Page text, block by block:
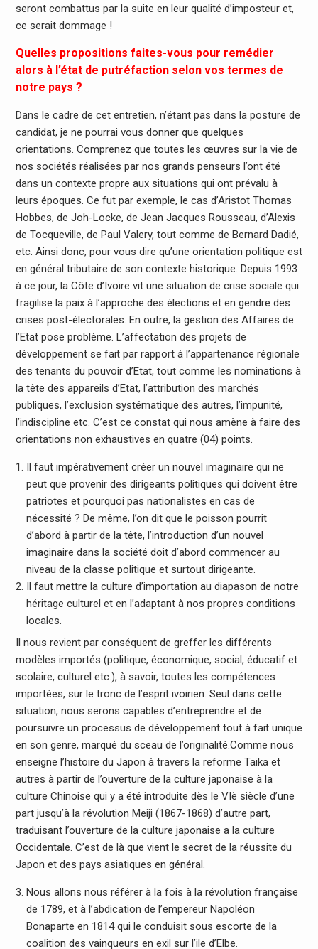
seront combattus par la suite en leur qualité d’imposteur et,
ce serait dommage !
Quelles propositions faites-vous pour remédier
alors à l’état de putréfaction selon vos termes de
notre pays ?
Dans le cadre de cet entretien, n’étant pas dans la posture de
candidat, je ne pourrai vous donner que quelques
orientations. Comprenez que toutes les œuvres sur la vie de
nos sociétés réalisées par nos grands penseurs l’ont été
dans un contexte propre aux situations qui ont prévalu à
leurs époques. Ce fut par exemple, le cas d’Aristot Thomas
Hobbes, de Joh-Locke, de Jean Jacques Rousseau, d’Alexis
de Tocqueville, de Paul Valery, tout comme de Bernard Dadié,
etc. Ainsi donc, pour vous dire qu’une orientation politique est
en général tributaire de son contexte historique. Depuis 1993
à ce jour, la Côte d’Ivoire vit une situation de crise sociale qui
fragilise la paix à l’approche des élections et en gendre des
crises post-électorales. En outre, la gestion des Affaires de
l’Etat pose problème. L’affectation des projets de
développement se fait par rapport à l’appartenance régionale
des tenants du pouvoir d’Etat, tout comme les nominations à
la tête des appareils d’Etat, l’attribution des marchés
publiques, l’exclusion systématique des autres, l’impunité,
l’indiscipline etc. C’est ce constat qui nous amène à faire des
orientations non exhaustives en quatre (04) points.
Il faut impérativement créer un nouvel imaginaire qui ne
peut que provenir des dirigeants politiques qui doivent être
patriotes et pourquoi pas nationalistes en cas de
nécessité ? De même, l’on dit que le poisson pourrit
d’abord à partir de la tête, l’introduction d’un nouvel
imaginaire dans la société doit d’abord commencer au
niveau de la classe politique et surtout dirigeante.
Il faut mettre la culture d’importation au diapason de notre
héritage culturel et en l’adaptant à nos propres conditions
locales.
Il nous revient par conséquent de greffer les différents
modèles importés (politique, économique, social, éducatif et
scolaire, culturel etc.), à savoir, toutes les compétences
importées, sur le tronc de l’esprit ivoirien. Seul dans cette
situation, nous serons capables d’entreprendre et de
poursuivre un processus de développement tout à fait unique
en son genre, marqué du sceau de l’originalité.Comme nous
enseigne l’histoire du Japon à travers la reforme Taika et
autres à partir de l’ouverture de la culture japonaise à la
culture Chinoise qui y a été introduite dès le VIè siècle d’une
part jusqu’à la révolution Meiji (1867-1868) d’autre part,
traduisant l’ouverture de la culture japonaise a la culture
Occidentale. C’est de là que vient le secret de la réussite du
Japon et des pays asiatiques en général.
Nous allons nous référer à la fois à la révolution française
de 1789, et à l’abdication de l’empereur Napoléon
Bonaparte en 1814 qui le conduisit sous escorte de la
coalition des vainqueurs en exil sur l’ile d’Elbe.